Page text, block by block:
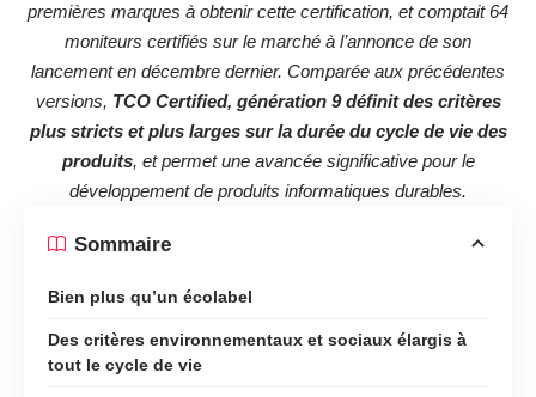
premières marques à obtenir cette certification, et comptait 64
moniteurs certifiés sur le marché à l’annonce de son
lancement en décembre dernier. Comparée aux précédentes
versions, TCO Certified, génération 9 définit des critères
plus stricts et plus larges sur la durée du cycle de vie des
produits, et permet une avancée significative pour le
développement de produits informatiques durables.
Sommaire
Bien plus qu’un écolabel
Des critères environnementaux et sociaux élargis à
tout le cycle de vie